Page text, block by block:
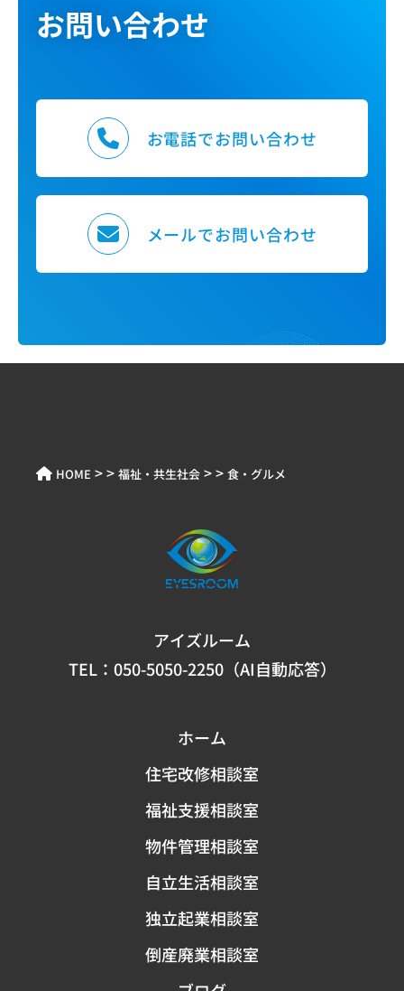
お問い合わせ
お電話でお問い合わせ
メールでお問い合わせ
HOME > > 福祉・共生社会 > > 食・グルメ
アイズルーム
TEL： 050-5050-2250（AI自動応答）
ホーム
住宅改修相談室
福祉支援相談室
物件管理相談室
自立生活相談室
独立起業相談室
倒産廃業相談室